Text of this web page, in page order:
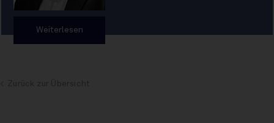
Weiterlesen